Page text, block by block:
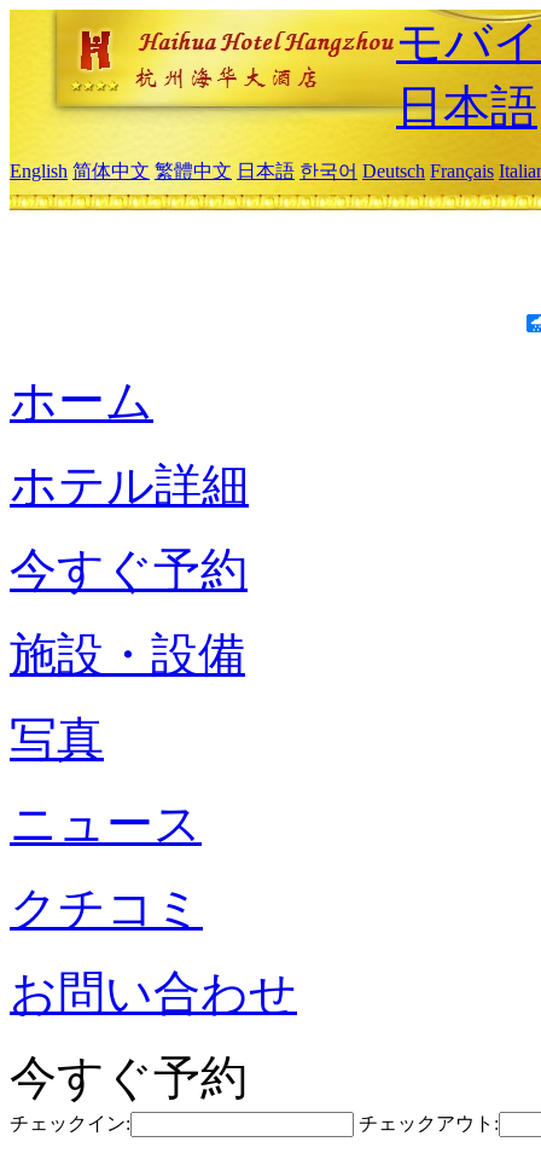
モバ
日本語
English 简体中文 繁體中文 日本語 한국어 Deutsch Français
ホーム
ホテル詳細
今すぐ予約
施設・設備
写真
ニュース
クチコミ
お問い合わせ
今すぐ予約
チェックイン: チェックアウト: